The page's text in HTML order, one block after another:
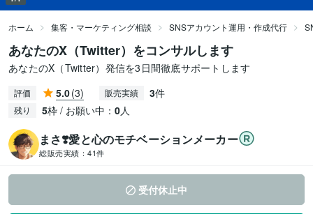
ホーム 集客・マーケティング相談 SNSアカウント運用・作成代行
あなたのX（Twitter）をコンサルします
あなたのX（Twitter）発信を3日間徹底サポートします
評価 5.0(3) 販売実績 3件
残り 5枠 / お願い中： 0人
まさ❣️愛と心のモチベーションメーカー
総販売実績： 41件
受付休止中